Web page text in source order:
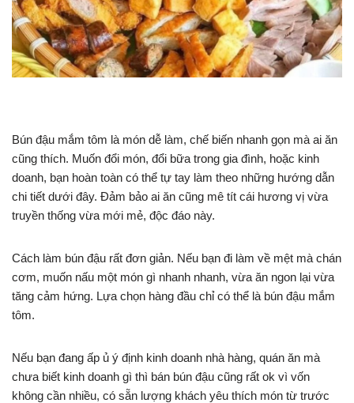
Bún đậu mắm tôm là món dễ làm, chế biến nhanh gọn mà ai ăn
cũng thích. Muốn đổi món, đổi bữa trong gia đình, hoặc kinh
doanh, bạn hoàn toàn có thể tự tay làm theo những hướng dẫn
chi tiết dưới đây. Đảm bảo ai ăn cũng mê tít cái hương vị vừa
truyền thống vừa mới mẻ, độc đáo này.
Cách làm bún đậu rất đơn giản. Nếu bạn đi làm về mệt mà chán
cơm, muốn nấu một món gì nhanh nhanh, vừa ăn ngon lại vừa
tăng cảm hứng. Lựa chọn hàng đầu chỉ có thể là bún đậu mắm
tôm.
Nếu bạn đang ấp ủ ý định kinh doanh nhà hàng, quán ăn mà
chưa biết kinh doanh gì thì bán bún đậu cũng rất ok vì vốn
không cần nhiều, có sẵn lượng khách yêu thích món từ trước